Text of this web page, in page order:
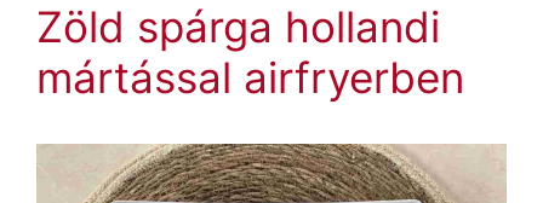
Zöld spárga hollandi
mártással airfryerben